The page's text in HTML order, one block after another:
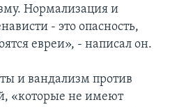
Нормализация и
- это опасность,
евреи», - написал он.
и вандализм против
«которые не имеют